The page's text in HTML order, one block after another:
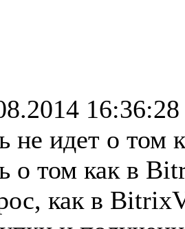
16:36:28
не идет о том
о том как в
как в